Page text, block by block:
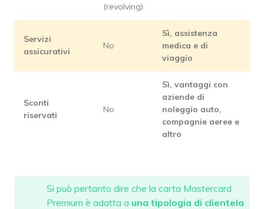
(revolving)
Servizi
assicurativi
No
Sì, assistenza
medica e di
viaggio
Sconti
riservati
No
Sì, vantaggi con
aziende di
noleggio auto,
compagnie aeree e
altro
Si può pertanto dire che la carta Mastercard
Premium è adatta a una tipologia di clientela